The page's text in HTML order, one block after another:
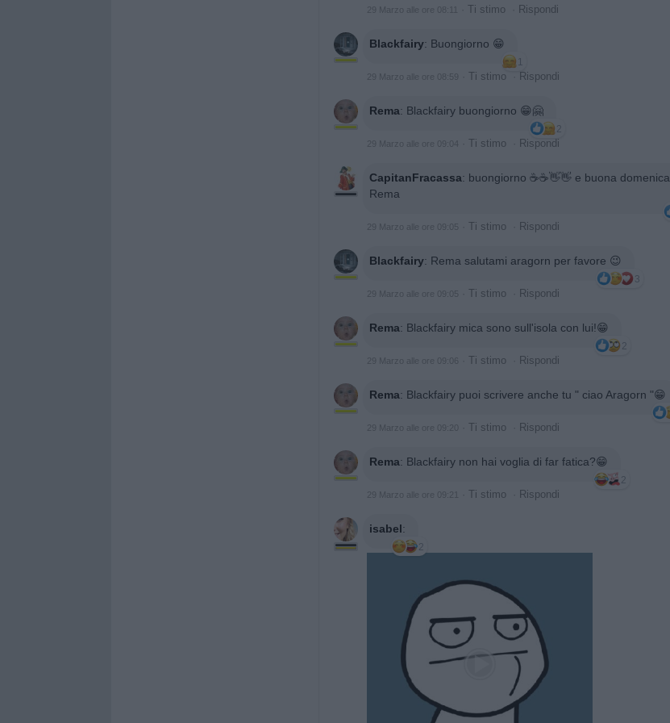
29 Marzo alle ore 08:11 Ti stimo Rispondi
Blackfairy: Buongiorno 😁
1
29 Marzo alle ore 08:59 Ti stimo Rispondi
Rema: Blackfairy buongiorno 😁🤗
2
29 Marzo alle ore 09:04 Ti stimo Rispondi
CapitanFracassa: buongiorno ☕️☕️👋👋 e buona domenica
Rema
29 Marzo alle ore 09:05 Ti stimo Rispondi
Blackfairy: Rema salutami aragorn per favore 😉
3
29 Marzo alle ore 09:05 Ti stimo Rispondi
Rema: Blackfairy mica sono sull'isola con lui!😁
2
29 Marzo alle ore 09:06 Ti stimo Rispondi
Rema: Blackfairy puoi scrivere anche tu " ciao Aragorn "😁
29 Marzo alle ore 09:20 Ti stimo Rispondi
Rema: Blackfairy non hai voglia di far fatica?😁
2
29 Marzo alle ore 09:21 Ti stimo Rispondi
isabel:
2